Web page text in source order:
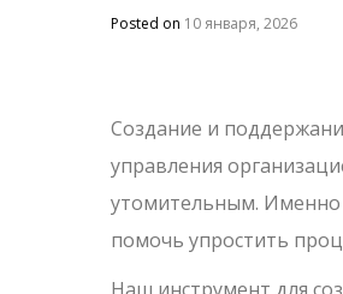
Posted on 10 января, 2026
Создание и
управления
утомительным. Именно
помочь упростить